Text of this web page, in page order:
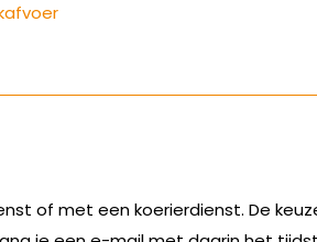
of met een koerierdienst. De